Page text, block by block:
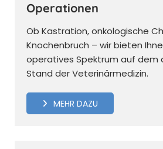
Operationen
Ob Kastration, onkologische
Knochenbruch – wir bieten
operatives Spektrum auf dem
Stand der Veterinärmedizin.
MEHR DAZU